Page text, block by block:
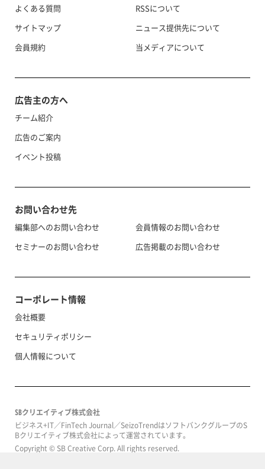
よくある質問
サイトマップ
会員規約
RSSについて
ニュース提供先について
当メディアについて
広告主の方へ
チーム紹介
広告のご案内
イベント投稿
お問い合わせ先
編集部へのお問い合わせ
セミナーのお問い合わせ
会員情報のお問い合わせ
広告掲載のお問い合わせ
コーポレート情報
会社概要
セキュリティポリシー
個人情報について
SBクリエイティブ株式会社
ビジネス+IT／FinTech Journal／SeizoTrendはソフトバンクグループのS
Bクリエイティブ株式会社によって運営されています。
Copyright © SB Creative Corp. All rights reserved.